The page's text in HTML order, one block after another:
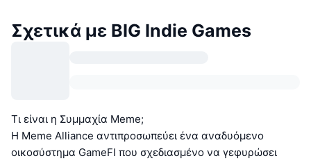
Σχετικά με BIG Indie Games
Τι είναι η Συμμαχία Meme;
Η Meme Alliance αντιπροσωπεύει ένα αναδυόμενο
οικοσύστημα GameFI που σχεδιασμένο να γεφυρώσει